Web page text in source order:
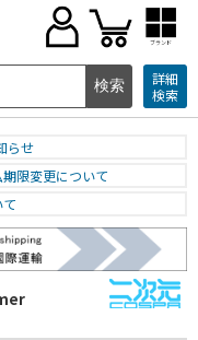
ブランド
詳細
検索
らせ
限変更について